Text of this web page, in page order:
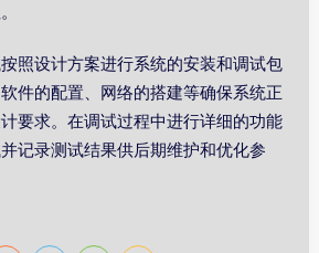
照设计方案进行系统的安装和调试包
件的配置、网络的搭建等确保系统正
要求。在调试过程中进行详细的功能
记录测试结果供后期维护和优化参